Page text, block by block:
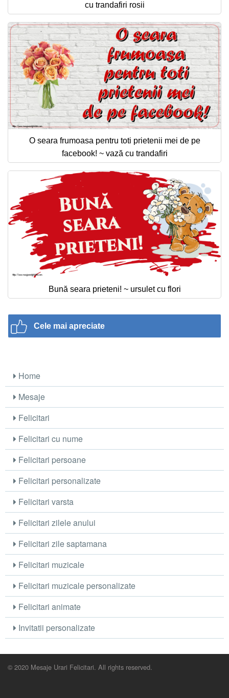
cu trandafiri rosii
O seara frumoasa pentru toti prietenii mei de pe
facebook! ~ vază cu trandafiri
Bună seara prieteni! ~ ursulet cu flori
Cele mai apreciate
Home
Mesaje
Felicitari
Felicitari cu nume
Felicitari persoane
Felicitari personalizate
Felicitari varsta
Felicitari zilele anului
Felicitari zile saptamana
Felicitari muzicale
Felicitari muzicale personalizate
Felicitari animate
Invitatii personalizate
© 2020 Mesaje Urari Felicitari. All rights reserved.